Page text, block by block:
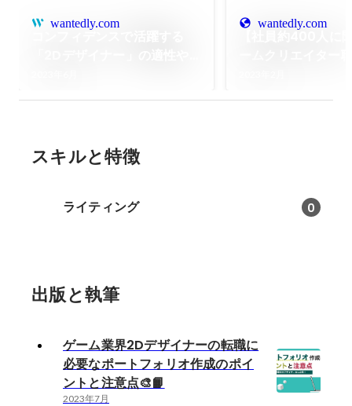
wantedly.com wantedly.com
スキルと特徴
ライティング 0
出版と執筆
ゲーム業界2Dデザイナーの転職に
必要なポートフォリオ作成のポイ
ントと注意点🎨📙
2023年7月